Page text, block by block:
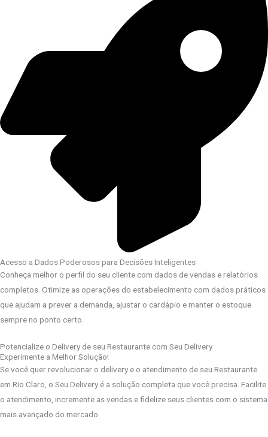
Acesso a Dados Poderosos para Decisões Inteligentes
Conheça melhor o perfil do seu cliente com dados de vendas e relatórios
completos. Otimize as operações do estabelecimento com dados práticos
que ajudam a prever a demanda, ajustar o cardápio e manter o estoque
sempre no ponto certo.
Potencialize o Delivery de seu Restaurante com Seu Delivery
Experimente a Melhor Solução!
Se você quer revolucionar o delivery e o atendimento de seu Restaurante
em Rio Claro, o Seu Delivery é a solução completa que você precisa. Facilite
o atendimento, incremente as vendas e fidelize seus clientes com o sistema
mais avançado do mercado.